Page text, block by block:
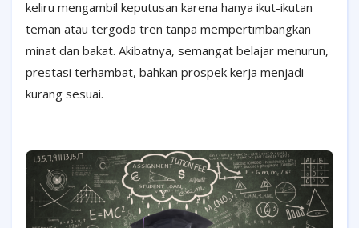
keliru mengambil keputusan karena hanya ikut-ikutan
teman atau tergoda tren tanpa mempertimbangkan
minat dan bakat. Akibatnya, semangat belajar menurun,
prestasi terhambat, bahkan prospek kerja menjadi
kurang sesuai.